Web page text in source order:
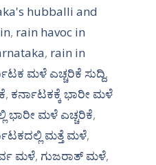
hubballi and
, rain havoc in
, rain in
ಮಳೆ ಎಚ್ಚರಿಕೆ ಸುದ್ದಿ,
, ಕರ್ನಾಟಕಕ್ಕೆ ಭಾರೀ ಮಳೆ
ಭಾರೀ ಮಳೆ ಎಚ್ಚರಿಕೆ,
ಮತ್ತೆ ಮಳೆ,
ಮಳೆ, ಗುಜರಾತ್ ಮಳೆ,